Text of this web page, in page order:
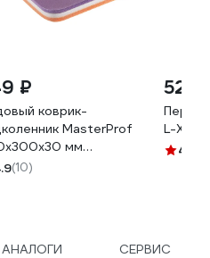
₽
коврик-
MasterProf
мм
(10)
52 ₽
L-XL
4.6
АНАЛОГИ СЕРВИС